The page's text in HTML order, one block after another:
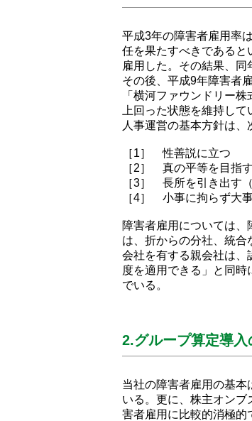
平成3年の障害者雇用率
任を果たすべきであると
雇用した。その結果、同
その後、平成9年障害者
「横河ファウンドリー
上回った状態を維持して
人事運営の基本方針は、
［1］ 性善説に立つ
［2］ 真の平等を目指
［3］ 長所を引き出す
［4］ 小事に拘らず大
障害者雇用については
は、折からの分社、統
会社を有する親会社は、
度を適用できる」と同
でいる。
2.グループ算定導入
当社の障害者雇用の基
いる。更に、株主オン
害者雇用に比較的消極的